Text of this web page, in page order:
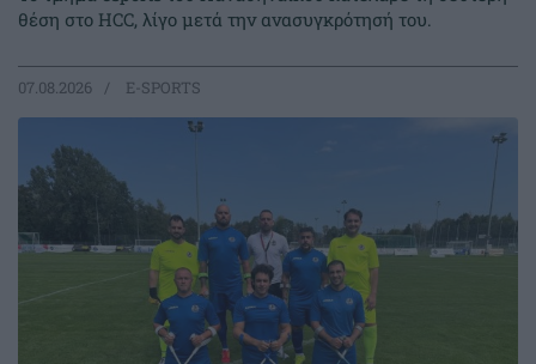
θέση στο HCC, λίγο μετά την ανασυγκρότησή του.
07.08.2026 E-SPORTS